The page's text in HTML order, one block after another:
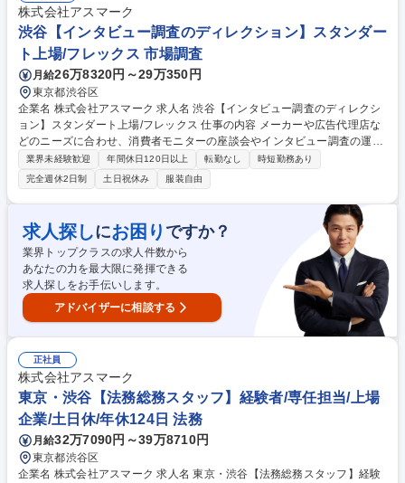
モニターを管理する部署との連携■アンケートの作成、修正（主にExcelを
使用）■調査で使用する商品の手配、会場準備、当日の運営 募集職種 渋谷
【インタビュー調査のディレクション】スタンダート上場/フレックス
株式会社アスマーク
渋谷【インタビュー調査のディレクション】スタンダー
ト上場/フレックス 市場調査
月給26万8320円～29万350円
東京都渋谷区
企業名 株式会社アスマーク 求人名 渋谷【インタビュー調査のディレクシ
ョン】スタンダート上場/フレックス 仕事の内容 メーカーや広告代理店な
どのニーズに合わせ、消費者モニターの座談会やインタビュー調査の運
営、管理をお任せします。営業が受注した案件を引き継ぎ、リサーチの納
品までクライアントと進めます。 案件の進行管理だけでなく、クライアン
トとの交渉や社内の各部署と連携しながらリサーチの実施まで責任を持っ
て遂行します。 【具体的には】■インタビュー調査に向けたクライアント
との打ち合わせ■会場やモデレーター（司会進行役）などの手配、消費者
モニターを管理する部署との連携■アンケートの作成、修正（主にExcelを
使用）■調査で使用する商品の手配、会場準備、当日の運営 募集職種 渋谷
【インタビュー調査のディレクション】スタンダート上場/フレックス
業界未経験歓迎 年間休日120日以上 転勤なし
時短勤務あり
完全週休2日制
土日祝休み 服装自由
求人探しにお困り ですか？
業界トップクラスの求人件数から
あなたの力を最大限に発揮できる
求人探しをお手伝いします。
アドバイザーに相談する
正社員
株式会社アスマーク
東京・渋谷【法務総務スタッフ】経験者/専任担当/上場
企業/土日休/年休124日 法務
月給32万7090円～39万8710円
東京都渋谷区
企業名 株式会社アスマーク 求人名 東京・渋谷【法務総務スタッフ】経験